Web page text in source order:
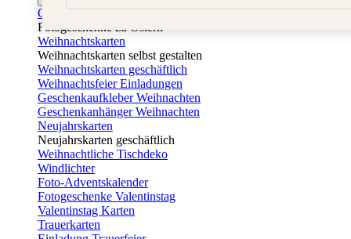
Osterkarten
Fotogeschenke zu Ostern
Weihnachtskarten
Weihnachtskarten selbst gestalten
Weihnachtskarten geschäftlich
Weihnachtsfeier Einladungen
Geschenkaufkleber Weihnachten
Geschenkanhänger Weihnachten
Neujahrskarten
Neujahrskarten geschäftlich
Weihnachtliche Tischdeko
Windlichter
Foto-Adventskalender
Fotogeschenke Valentinstag
Valentinstag Karten
Trauerkarten